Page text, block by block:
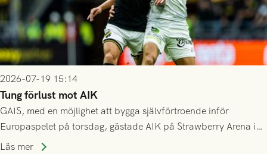
2026-07-19 15:14
Tung förlust mot AIK
GAIS, med en möjlighet att bygga självförtroende inför
Europaspelet på torsdag, gästade AIK på Strawberry Arena i
Stockholm . Men trots konstant hotande i första halvlek av
Läs mer